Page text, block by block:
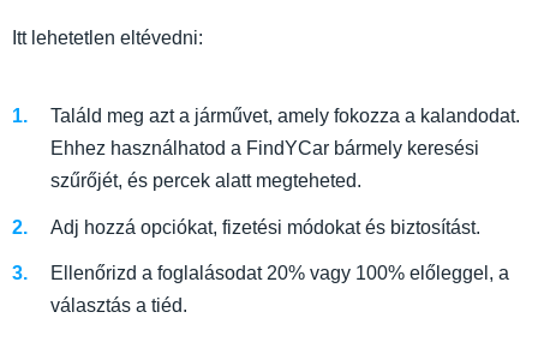
Itt lehetetlen eltévedni:
Találd meg azt a járművet, amely fokozza a kalandodat.
Ehhez használhatod a FindYCar bármely keresési
szűrőjét, és percek alatt megteheted.
Adj hozzá opciókat, fizetési módokat és biztosítást.
Ellenőrizd a foglalásodat 20% vagy 100% előleggel, a
választás a tiéd.